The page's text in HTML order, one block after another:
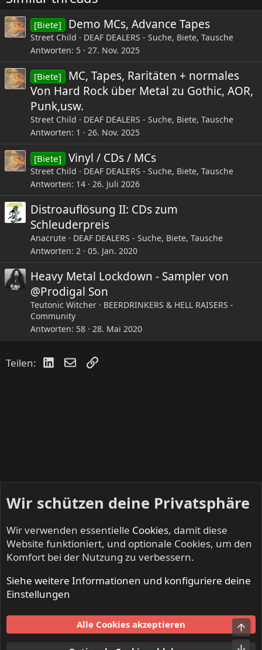
[Biete] Demo MCs, Advance Tapes
Street Child
DEAF DEALERS - Suche, Biete, Tausche
Antworten 5 27. Nov. 2025
[Biete]
MC, Tapes, Raritäten + normales
Von Hard Rock über Metal zu Gothic, AOR,
Punk,usw.
Street Child
DEAF DEALERS - Suche, Biete, Tausche
Antworten 1 26. Nov. 2025
[Biete] Vinyl / CDs / MCs
Street Child
DEAF DEALERS - Suche, Biete, Tausche
Antworten 14 26. Juli 2026
Distroauflösung II: CDs zum
Schleuderpreis
Anacrute
DEAF DEALERS - Suche, Biete, Tausche
Antworten 2 05. Jan. 2020
Heavy Metal Lockdown - Sampler von
@Prodigal Son
Teutonic Witcher
BEERDRINKERS & HELL RAISERS -
Community
Antworten 58 28. Mai 2020
Teilen: LinkedIn
E-MailLink
IRON FISTS - Heavy Metal & Doom Metal
Nutzungsbedingungen
Datenschutz
Wir schützen deine Privatsphäre
Wir verwenden essentielle Cookies, damit diese
Website funktioniert, und optionale Cookies, um den
Komfort bei der Nutzung zu verbessern.
Siehe weitere Informationen und konfiguriere deine
Einstellungen
Alle Cookies akzeptieren